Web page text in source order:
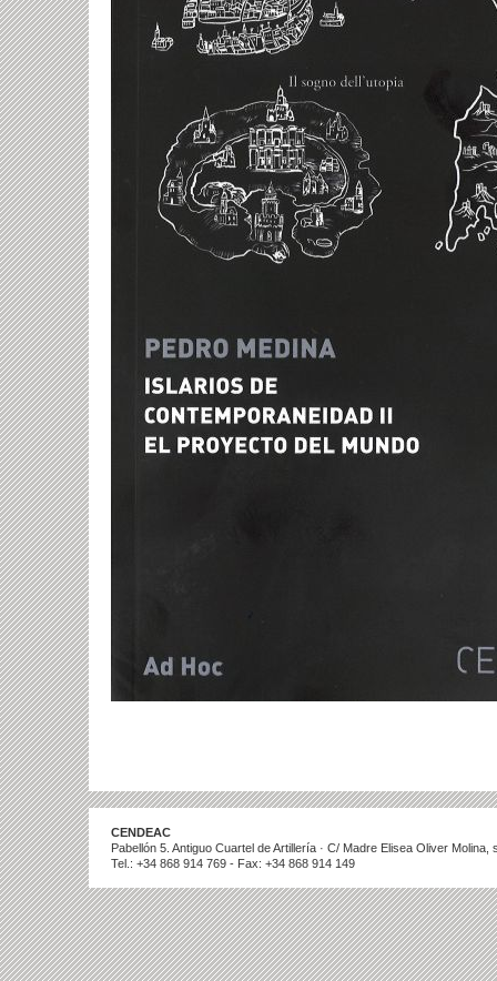
CENDEAC
Pabellón 5. Antiguo Cuartel de Artillería · C/ Madre Elisea Oliver
Tel.: +34 868 914 769 - Fax: +34 868 914 149